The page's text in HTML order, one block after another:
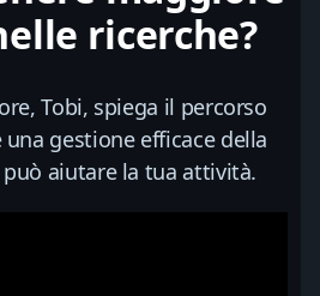
ricerche?
Tobi, spiega il percorso
gestione efficace della
aiutare la tua attività.